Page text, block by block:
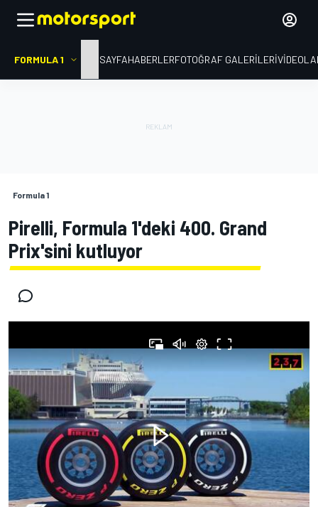
FORMULA 1 ANA SAYFAHABERLERFOTOĞRAF GALERILERI
Formula 1
Pirelli, Formula 1'deki 400. Grand
Prix'sini kutluyor